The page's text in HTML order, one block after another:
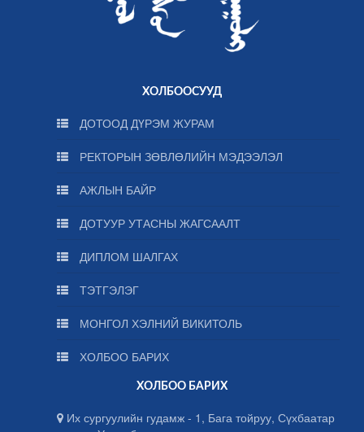
ХОЛБООСУУД
ДОТООД ДҮРЭМ ЖУРАМ
РЕКТОРЫН ЗӨВЛӨЛИЙН МЭДЭЭЛЭЛ
АЖЛЫН БАЙР
ДОТУУР УТАСНЫ ЖАГСААЛТ
ДИПЛОМ ШАЛГАХ
ТЭТГЭЛЭГ
МОНГОЛ ХЭЛНИЙ ВИКИТОЛЬ
ХОЛБОО БАРИХ
ХОЛБОО БАРИХ
Их сургуулийн гудамж - 1, Бага тойруу, Сүхбаатар